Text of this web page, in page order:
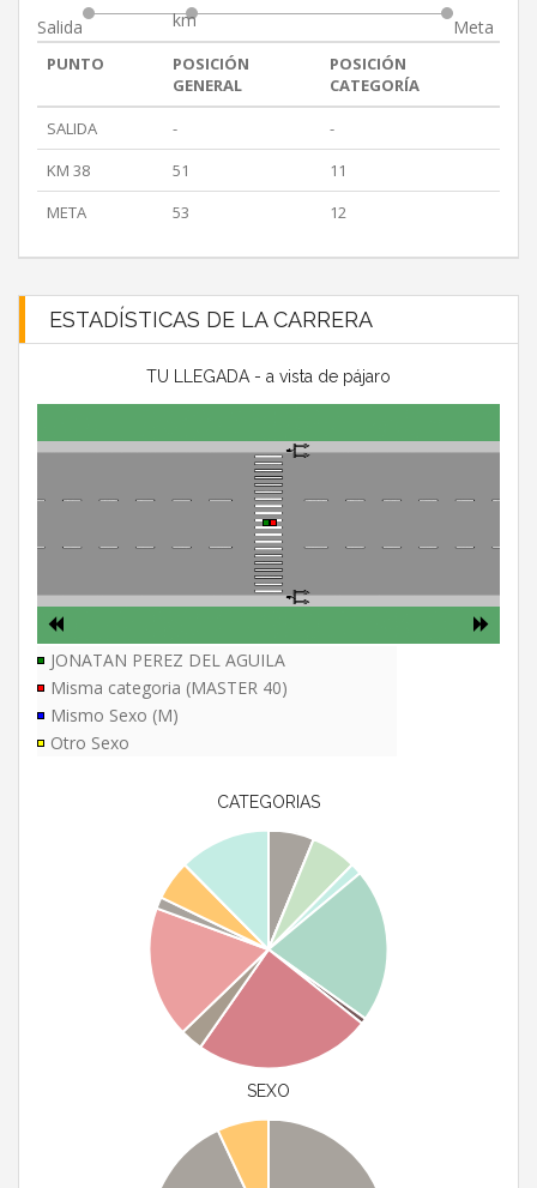
Salida
km
Meta
PUNTO
POSICIÓN
GENERAL
POSICIÓN
CATEGORÍA
SALIDA
-
-
KM 38
51
11
META
53 12
ESTADÍSTICAS DE LA CARRERA
TU LLEGADA - a vista de pájaro
JONATAN PEREZ DEL AGUILA
Misma categoria (MASTER 40)
Mismo Sexo (M)
Otro Sexo
CATEGORIAS
SEXO